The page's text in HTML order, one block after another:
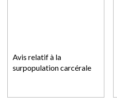
Avis relatif à la
surpopulation carcérale